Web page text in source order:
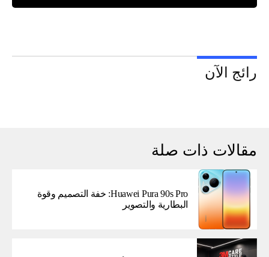
رائج الآن
مقالات ذات صلة
Huawei Pura 90s Pro: خفة التصميم وقوة
البطارية والتصوير